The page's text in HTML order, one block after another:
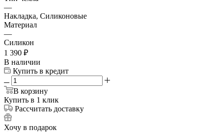
—
Накладка, Силиконовые
Материал
—
Силикон
1 390 ₽
В наличии
Купить в кредит
В корзину
Купить в 1 клик
Рассчитать доставку
Хочу в подарок